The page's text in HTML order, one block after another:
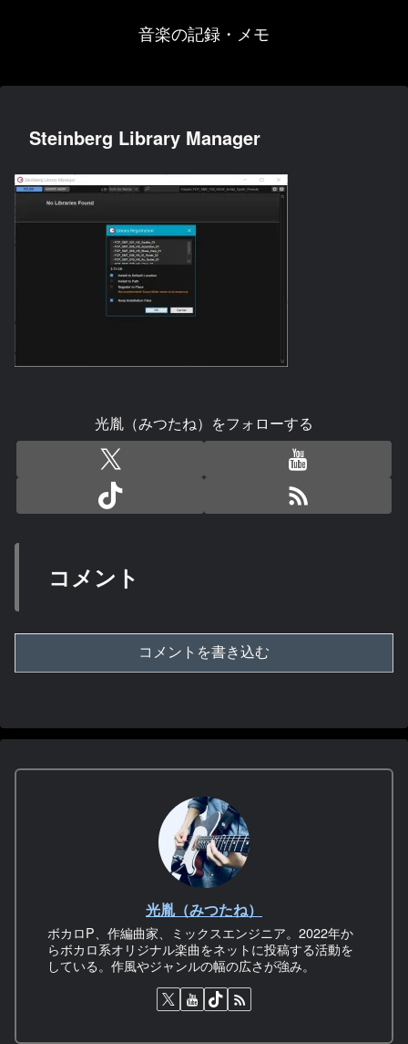
音楽の記録・メモ
Steinberg Library Manager
光胤（みつたね）をフォローする
コメント
コメントを書き込む
光胤（みつたね）
ボカロP、作編曲家、ミックスエンジニア。2022年か
らボカロ系オリジナル楽曲をネットに投稿する活動を
している。作風やジャンルの幅の広さが強み。